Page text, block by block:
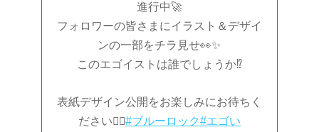
進行中🚀
フォロワーの皆さまにイラスト＆デザイ
ンの一部をチラ見せ👀✨
このエゴイストは誰でしょうか⁉️
表紙デザイン公開をお楽しみにお待ちく
ださい🙇‍♂️#ブルーロック#エゴい